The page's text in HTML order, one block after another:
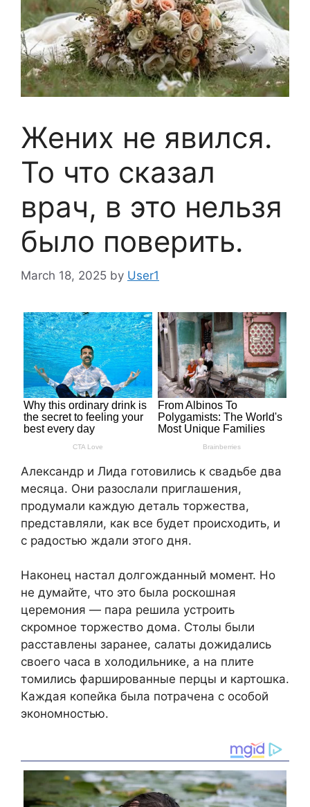
Жених не явился.
То что сказал
врач, в это нельзя
было поверить.
March 18, 2025 by User1
Александр и Лида готовились к свадьбе два
месяца. Они разослали приглашения,
продумали каждую деталь торжества,
представляли, как все будет происходить, и
с радостью ждали этого дня.
Наконец настал долгожданный момент. Но
не думайте, что это была роскошная
церемония — пара решила устроить
скромное торжество дома. Столы были
расставлены заранее, салаты дожидались
своего часа в холодильнике, а на плите
томились фаршированные перцы и картошка.
Каждая копейка была потрачена с особой
экономностью.